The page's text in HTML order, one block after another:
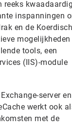
reeks
inspanningen
en de
mogelijkheden
tools, een
(IIS)-module
server en
werkt ook
met de